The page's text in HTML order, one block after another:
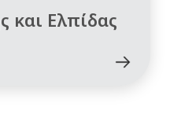
και Ελπίδας